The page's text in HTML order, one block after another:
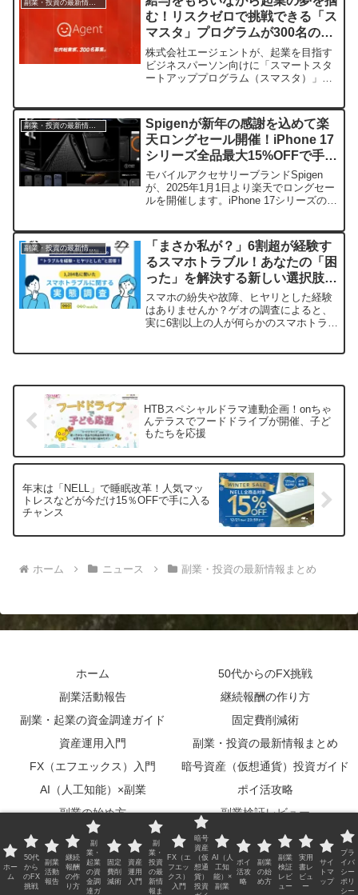
になり、個人投資家にとってより有利な
取引機会が広がります。
副業・投資の最新情報まとめ
む！リスクゼロで挑戦できる「ス
マスタ」プログラムが300名の起
業家を募集開始
株式会社エージェントが、起業を目指す
ビジネスパーソン向けに「スマートスタ
ートアッププログラム（スマスタ）」を
ートのもと、個人のリスクを最小限に抑
えて新規事業に挑戦できる、国内最大級
の機会です。あなたのアイデアと熱意を
事業へと繋げませんか？
Spigenが新年の感謝を込めて楽
天ロングセール開催！iPhone 17
シリーズ全品最大15%OFFで手に
入れよう
モバイルアクセサリーブランドSpigen
が、2025年1月1日より楽天でロングセー
ルを開催します。iPhone 17シリーズのケ
購入できるチャンスです。
副業・投資の最新情報まとめ
「まさか私が？」6割超が経験す
るスマホトラブル！あなたの「困
った」を解決する新しい選択肢と
は？
スマホの紛失や故障、ヒヤリとした経験
はありませんか？ゲオの調査によると、
実に6割以上の人が何らかのスマホトラブ
HTBスペシャルドラマ連動企画！onちゃ
んテラスでフードドライブが開催、子ど
もたちを応援
年末は「NELL」で睡眠改革！人気マッ
トレスなどが今だけ15％OFFで手に入る
チャンス
ホーム ニュース 副業・投資の最新情報まとめ
ホーム
50代からのFX挑戦
副業活動報告
継続報酬の作り方
副業・起業の資金調達ガイド
固定費削減術
資産運用入門
副業・投資の最新情報まとめ
FX（エフエックス）入門
暗号資産（仮想通貨）投資ガイド
AI（人工知能）×副業
ポイ活攻略
副業の始め方
副業検証レビュー
実用書レビュー
サイトマップ
プライバシーポリシー
© 2026 Blog Guide All Rights Reserved.
ホー
ム
50代
から
のFX
挑戦
副業
活動
報告
継続
報酬
の作
り方
副
業・
起業
の資
金調
達ガ
固定
費削
減術
資産
運用
入門
副
業・
投資
の最
新情
報ま
FX（エ
フエッ
クス）
入門
暗号
資産
（仮
想通
貨）
投資
AI（人
工知
能）×
副業
ポイ
活攻
略
副業
の始
め方
副業
検証
レビ
ュー
実用
書レ
ビュ
ー
サイ
トマ
ップ
プラ
イバ
シー
ポリ
シー